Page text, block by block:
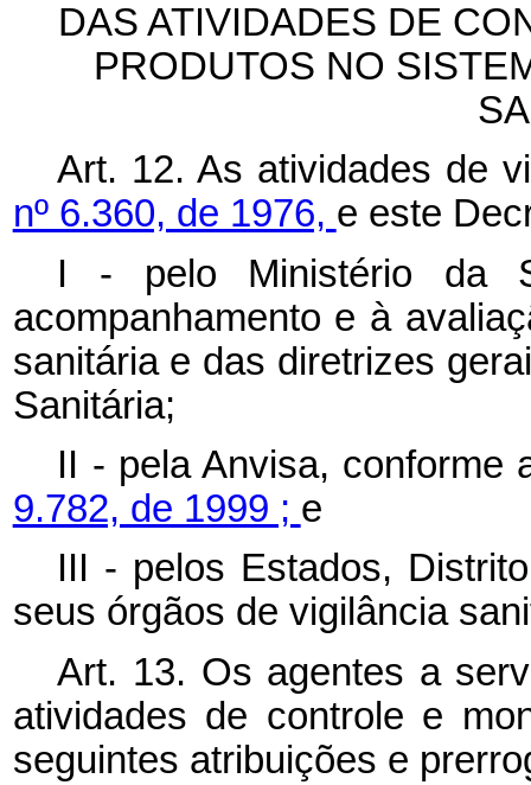
DAS ATIVIDADES DE
PRODUTOS NO
Art. 12. As atividades de
nº 6.360, de 1976, e este
I - pelo Ministério da
acompanhamento e à
sanitária e das diretrizes
Sanitária;
II - pela Anvisa, conforme
9.782, de 1999 ; e
III - pelos Estados,
seus órgãos de vigilância
Art. 13. Os agentes a
atividades de controle e
seguintes atribuições e